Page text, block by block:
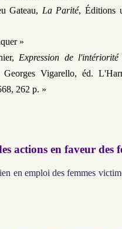
Gateau, La Parité, Éditions
»
Expression de
Vigarello, éd.
262 p. »
actions en faveur des
en emploi des femmes